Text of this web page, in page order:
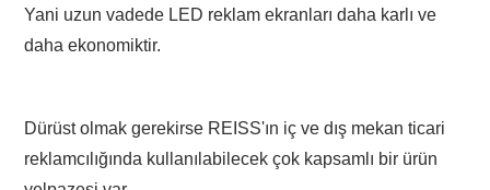
Yani uzun vadede LED reklam ekranları daha karlı ve
daha ekonomiktir.
Dürüst olmak gerekirse REISS'ın iç ve dış mekan ticari
reklamcılığında kullanılabilecek çok kapsamlı bir ürün